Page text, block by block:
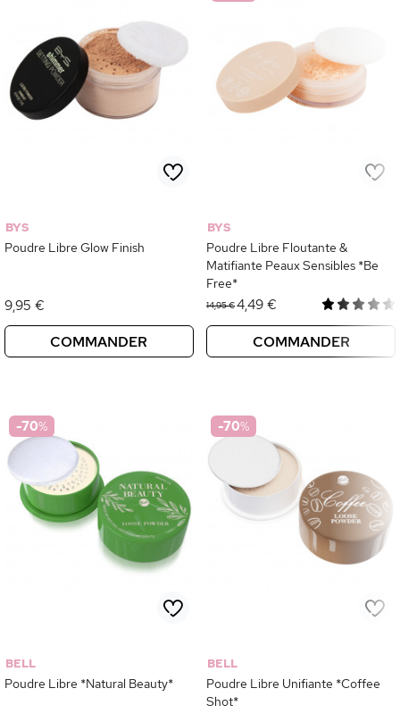
BYS
Poudre Libre Glow Finish
9,95 €
COMMANDER
BYS
Poudre Libre Floutante &
Matifiante Peaux Sensibles *Be
Free*
14,95 €4,49 €
COMMANDER
-70%
BELL
Poudre Libre *Natural Beauty*
-70%
BELL
Poudre Libre Unifiante *Coffee
Shot*